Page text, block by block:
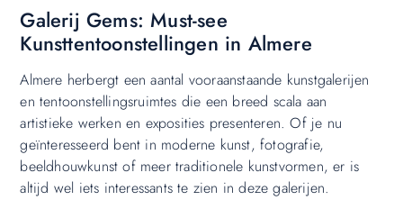
Galerij Gems: Must-see
Kunsttentoonstellingen in Almere
Almere herbergt een aantal vooraanstaande kunstgalerijen
en tentoonstellingsruimtes die een breed scala aan
artistieke werken en exposities presenteren. Of je nu
geïnteresseerd bent in moderne kunst, fotografie,
beeldhouwkunst of meer traditionele kunstvormen, er is
altijd wel iets interessants te zien in deze galerijen.